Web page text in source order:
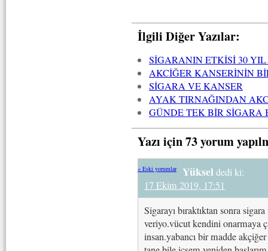
İlgili Diğer Yazılar:
SİGARANIN ETKİSİ 30
AKCİĞER KANSERİNİN
SİGARA VE KANSER
AYAK TIRNAĞINDAN
GÜNDE TEK BİR SİGARA
Yazı için 73 yorum
« Eski yorumlar Yüksel dedi ki:
17 Ekim 2019, 17:51
Sigarayı bıraktıktan sonra
veriyo.vücut kendini onarmaya
insan.yabancı bir madde